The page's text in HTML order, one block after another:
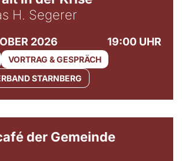
H. Segerer
2026 19:00 UHR
VORTRAG & GESPRÄCH
STARNBERG
der Gemeinde